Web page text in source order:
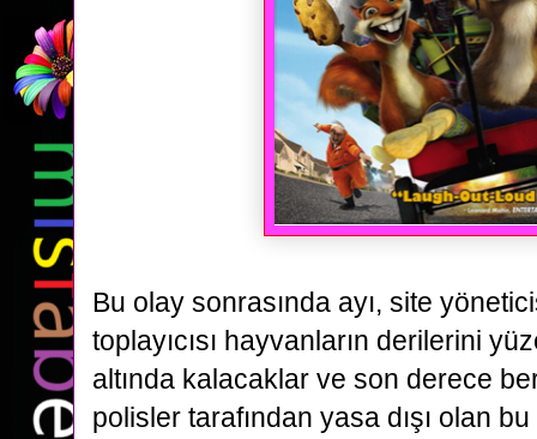
Bu olay sonrasında ayı, site
toplayıcısı hayvanların derilerini
altında kalacaklar ve son derece
polisler tarafından yasa dışı olan bu